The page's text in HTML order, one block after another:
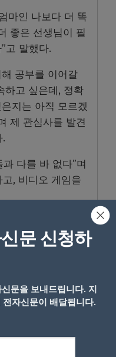
마인 나보다 더 똑
좋은 선생님이 필
고 말했다.
공부를 이어갈
하고 싶은데, 정확
지는 아직 모르겠
제 관심사를 발견
.
다를 바 없다”며
, 비디오 게임을
전재 및 재배포 금지
문 신청하
문을 보내드립니다. 지
자신문이 배달됩니다.